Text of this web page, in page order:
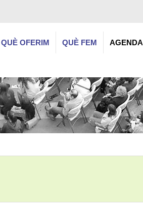
QUÈ OFERIM QUÈ FEM AGENDA